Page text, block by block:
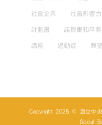
社會企業 社會影響力
計劃書 諾貝爾和平獎
講座 過動症 麒望
Copyright 2025 © 國立中
Social